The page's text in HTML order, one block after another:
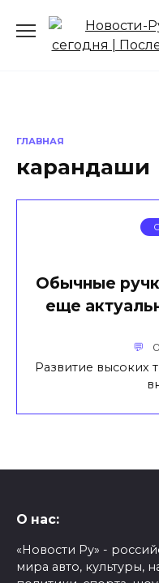
содержанию
ГЛАВНАЯ
карандаши
Обычные
еще
0
Развитие высоких
О нас:
«Новости Ру» -
мира авто, культуры,